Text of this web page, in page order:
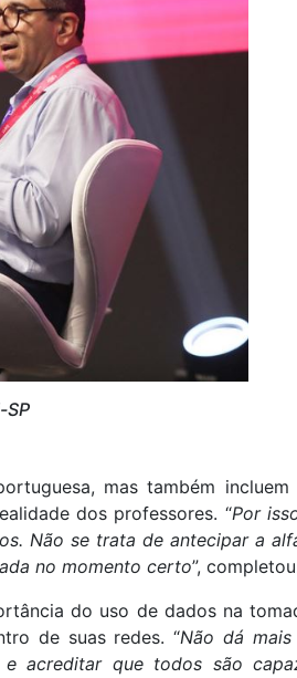
SP
mas também incluem
dos professores. “Por
Não se trata de antecipar a
no momento certo”,
do uso de dados na
de suas redes. “Não dá
e acreditar que todos são